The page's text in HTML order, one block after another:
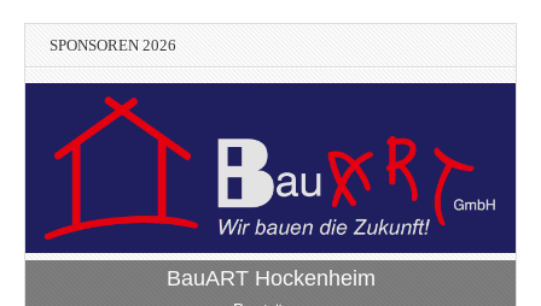
SPONSOREN 2026
BauART Hockenheim